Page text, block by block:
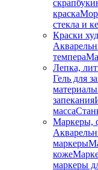
краска
стекла и
Краски
темпера
Лепка,
Гель для
материалы
запекания
масса
Маркеры,
маркеры
коже
маркеры